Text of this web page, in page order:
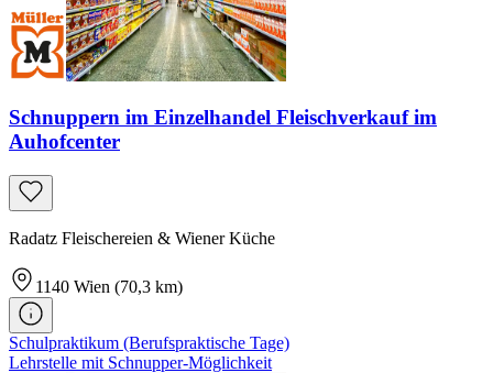
Schnuppern im Einzelhandel Fleischverkauf im
Auhofcenter
Radatz Fleischereien & Wiener Küche
1140 Wien (70,3 km)
Schulpraktikum (Berufspraktische Tage)
Lehrstelle mit Schnupper-Möglichkeit